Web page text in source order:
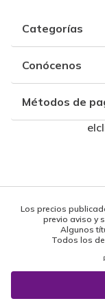
Categorías
Conócenos
Métodos de
Los precios
previo aviso y
Algunos
Todos los